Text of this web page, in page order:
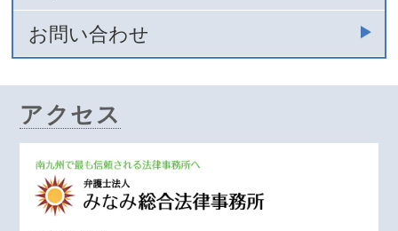
お問い合わせ
アクセス